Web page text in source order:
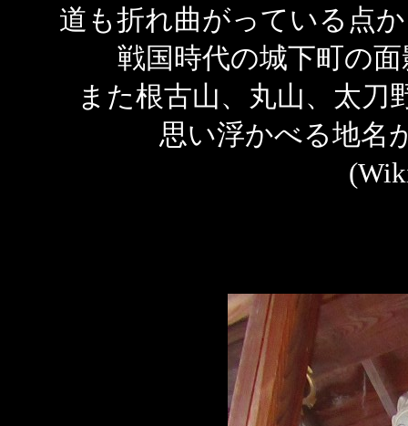
道も折れ曲がっている点
戦国時代の城下町の
また根古山、丸山、太刀
思い浮かべる地名